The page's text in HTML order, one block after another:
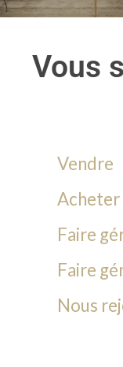
Vous
Vendre
Acheter
Faire
Faire
Nous